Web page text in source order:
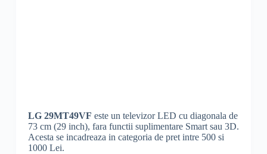
LG 29MT49VF este un televizor LED cu diagonala de
73 cm (29 inch), fara functii suplimentare Smart sau 3D.
Acesta se incadreaza in categoria de pret intre 500 si
1000 Lei.